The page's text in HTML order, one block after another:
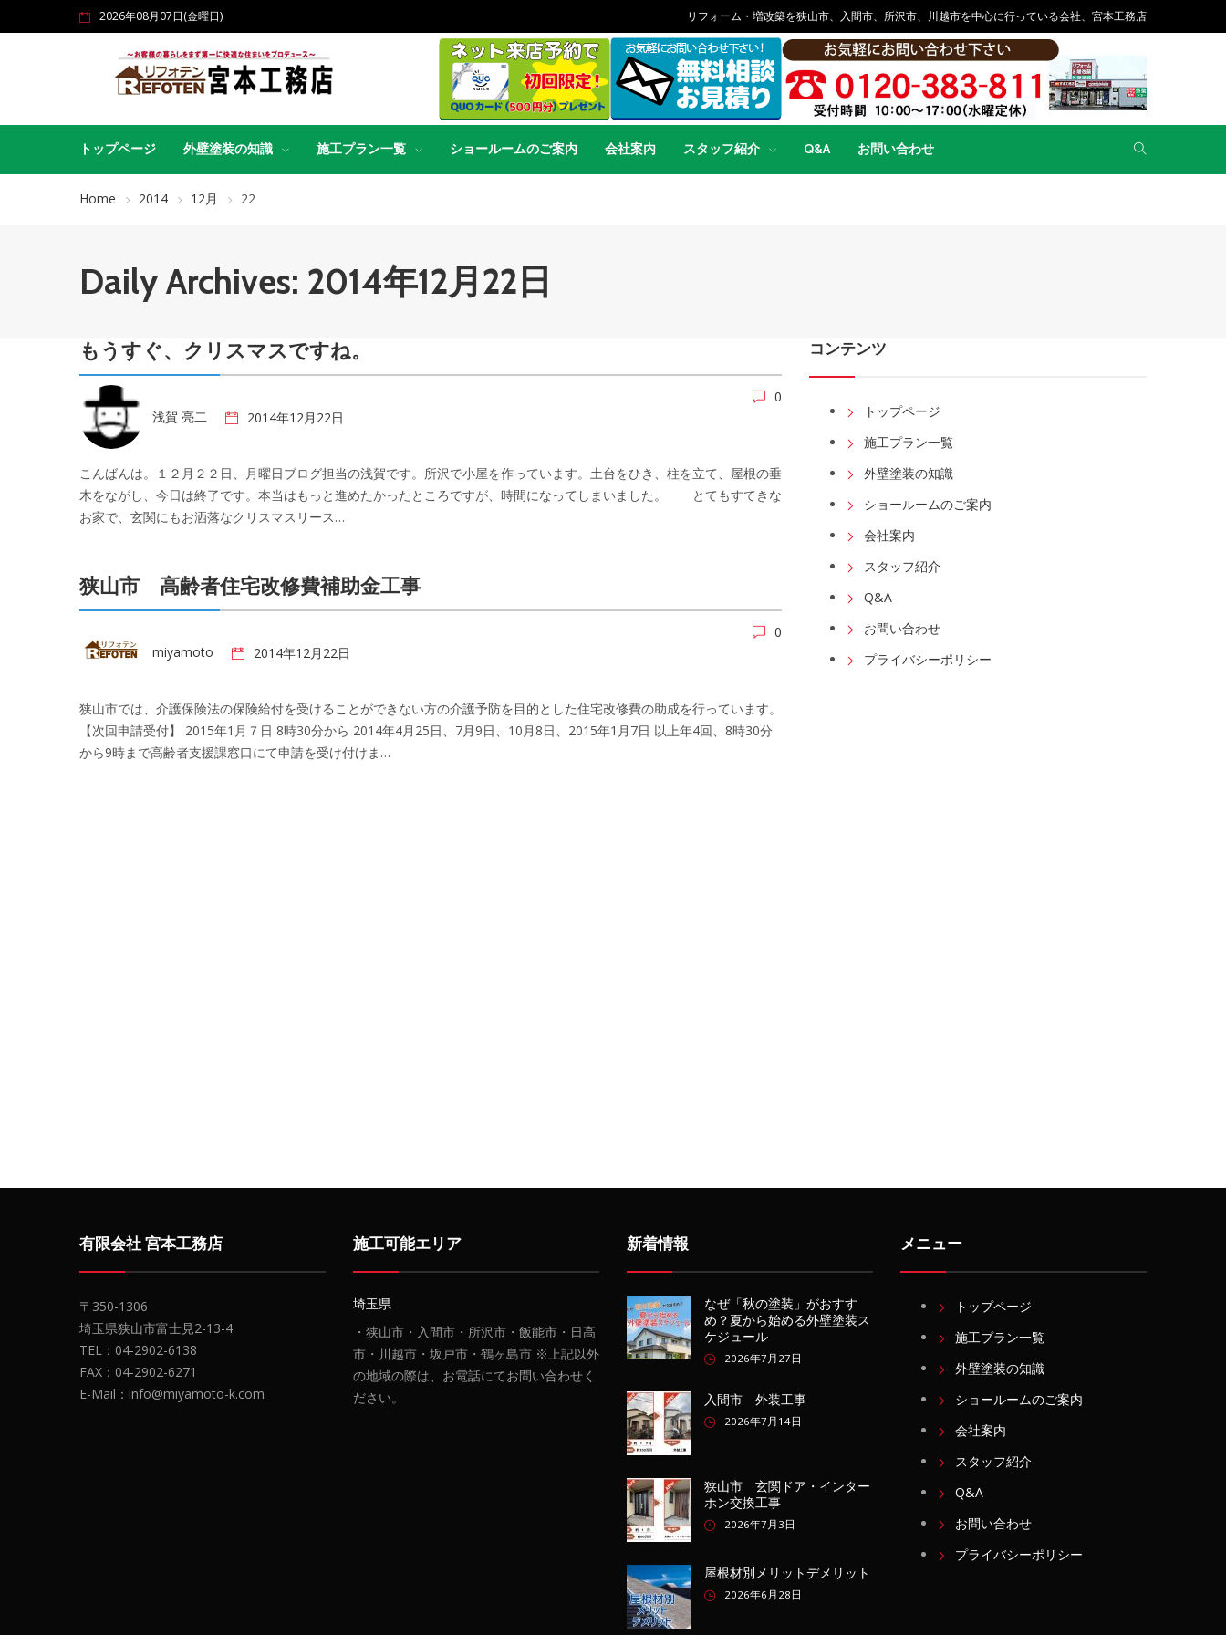
2026年08月07日(金曜日) リフォーム・増改築を狭山市、入間市、所沢市、川越市を中心に行っている会社、宮本工務店
トップページ 外壁塗装の知識 施工プラン一覧 ショールームのご案内 会社案内 スタッフ紹介 Q&A お問い合わせ
Home 2014 12月 22
Daily Archives: 2014年12月22日
もうすぐ、クリスマスですね。
浅賀 亮二 2014年12月22日
0
こんばんは。１２月２２日、月曜日ブログ担当の浅賀です。所沢で小屋を作っています。土台をひき、柱を立て、屋根の垂
木をながし、今日は終了です。本当はもっと進めたかったところですが、時間になってしまいました。 とてもすてきな
お家で、玄関にもお洒落なクリスマスリース…
狭山市 高齢者住宅改修費補助金工事
miyamoto 2014年12月22日
0
狭山市では、介護保険法の保険給付を受けることができない方の介護予防を目的とした住宅改修費の助成を行っています。
【次回申請受付】 2015年1月７日 8時30分から 2014年4月25日、7月9日、10月8日、2015年1月7日 以上年4回、8時30分
から9時まで高齢者支援課窓口にて申請を受け付けま…
コンテンツ
トップページ
施工プラン一覧
外壁塗装の知識
ショールームのご案内
会社案内
スタッフ紹介
Q&A
お問い合わせ
プライバシーポリシー
有限会社 宮本工務店
〒350-1306
埼玉県狭山市富士見2-13-4
TEL：04-2902-6138
FAX：04-2902-6271
E-Mail：info@miyamoto-k.com
施工可能エリア
埼玉県
・狭山市・入間市・所沢市・飯能市・日高
市・川越市・坂戸市・鶴ヶ島市 ※上記以外
の地域の際は、お電話にてお問い合わせく
ださい。
新着情報
なぜ「秋の塗装」がおすす
め？夏から始める外壁塗装ス
ケジュール
2026年7月27日
入間市 外装工事
2026年7月14日
狭山市 玄関ドア・インター
ホン交換工事
2026年7月3日
屋根材別メリットデメリット
2026年6月28日
メニュー
トップページ
施工プラン一覧
外壁塗装の知識
ショールームのご案内
会社案内
スタッフ紹介
Q&A
お問い合わせ
プライバシーポリシー